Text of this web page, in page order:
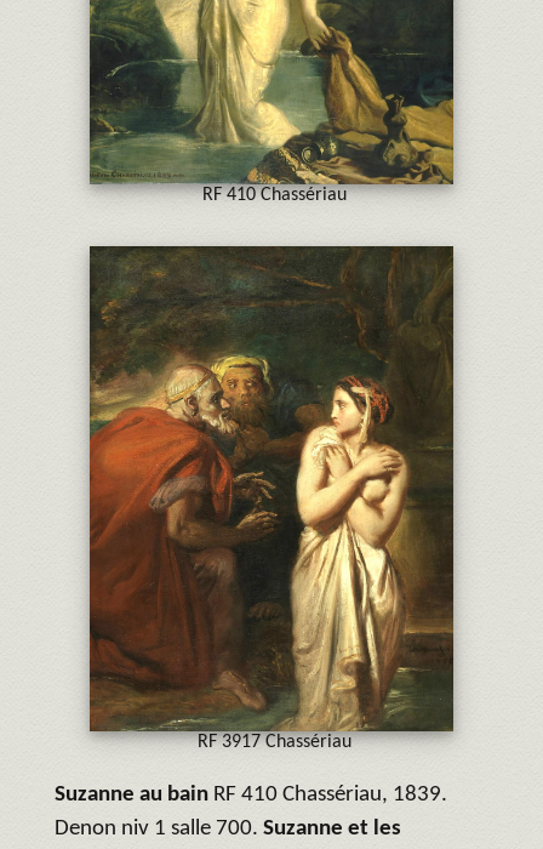
RF 410 Chassériau
RF 3917 Chassériau
Suzanne au bain RF 410 Chassériau, 1839.
Denon niv 1 salle 700. Suzanne et les